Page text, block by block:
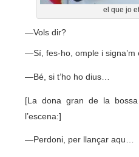
el que jo
—Vols dir?
—Sí, fes-ho, omple i
—Bé, si t’ho ho dius…
[La dona gran de la
l’escena:]
—Perdoni, per llançar aqu…